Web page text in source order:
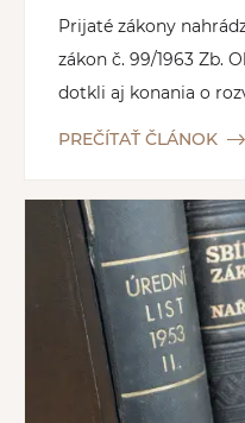
Prijaté zákony
zákon č. 99/1963 Zb.
dotkli aj konania o
PREČÍTAŤ ČLÁNOK